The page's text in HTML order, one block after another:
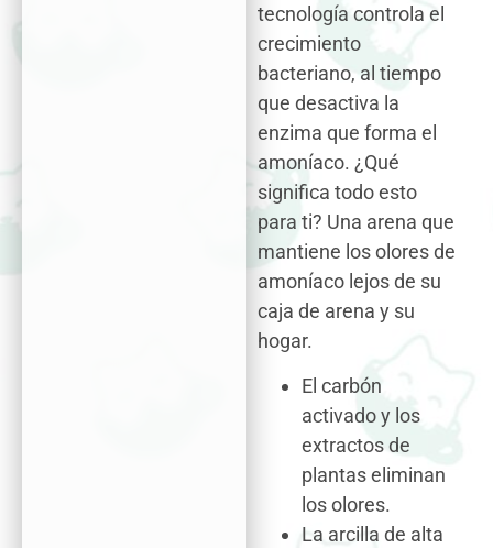
tecnología controla el
crecimiento
bacteriano, al tiempo
que desactiva la
enzima que forma el
amoníaco. ¿Qué
significa todo esto
para ti? Una arena que
mantiene los olores de
amoníaco lejos de su
caja de arena y su
hogar.
El carbón
activado y los
extractos de
plantas eliminan
los olores.
La arcilla de alta